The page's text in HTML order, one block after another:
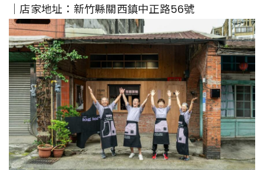
｜店家地址：新竹縣關西鎮中正路56號